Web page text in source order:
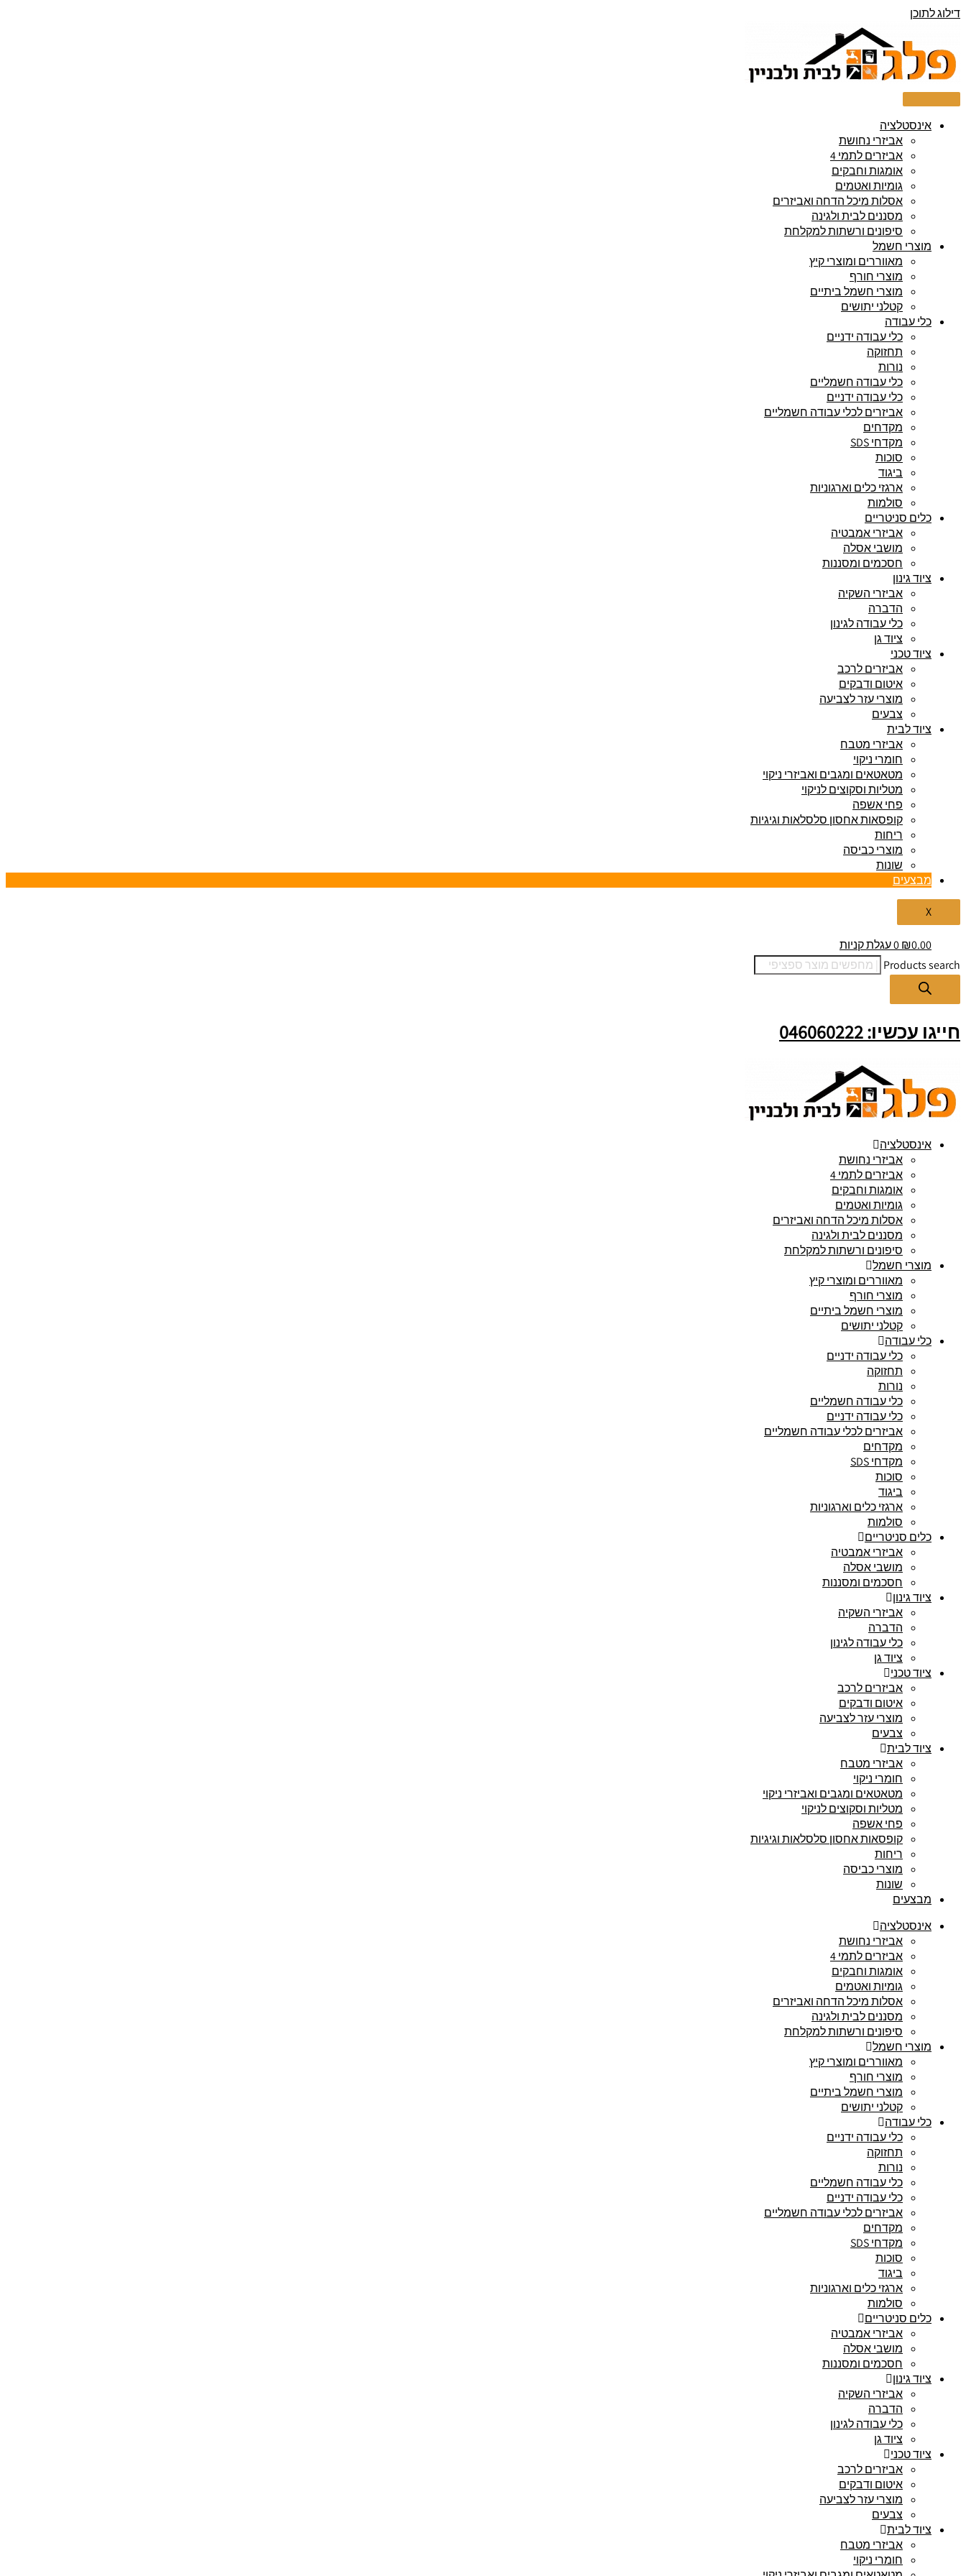
דילוג לתוכן
אינסטלציה
אביזרי נחושת
אביזרים לתמי 4
אומגות וחבקים
גומיות ואטמים
אסלות מיכל הדחה ואביזרים
מסננים לבית ולגינה
סיפונים ורשתות למקלחת
מוצרי חשמל
מאווררים ומוצרי קיץ
מוצרי חורף
מוצרי חשמל ביתיים
קטלני יתושים
כלי עבודה
כלי עבודה ידניים
תחזוקה
נורות
כלי עבודה חשמליים
כלי עבודה ידניים
אביזרים לכלי עבודה חשמליים
מקדחים
מקדחי SDS
סוכות
ביגוד
ארגזי כלים וארגוניות
סולמות
כלים סניטריים
אביזרי אמבטיה
מושבי אסלה
חסכמים ומסננות
ציוד גינון
אביזרי השקיה
הדברה
כלי עבודה לגינון
ציוד גן
ציוד טכני
אביזרים לרכב
איטום ודבקים
מוצרי עזר לצביעה
צבעים
ציוד לבית
אביזרי מטבח
חומרי ניקוי
מטאטאים ומגבים ואביזרי ניקוי
מטליות וסקוצים לניקוי
פחי אשפה
קופסאות אחסון סלסלאות וגיגיות
ריחות
מוצרי כביסה
שונות
מבצעים
X
₪0.00
0עגלת קניות
Products search
חייגו עכשיו: 046060222
אינסטלציה
אביזרי נחושת
אביזרים לתמי 4
אומגות וחבקים
גומיות ואטמים
אסלות מיכל הדחה ואביזרים
מסננים לבית ולגינה
סיפונים ורשתות למקלחת
מוצרי חשמל
מאווררים ומוצרי קיץ
מוצרי חורף
מוצרי חשמל ביתיים
קטלני יתושים
כלי עבודה
כלי עבודה ידניים
תחזוקה
נורות
כלי עבודה חשמליים
כלי עבודה ידניים
אביזרים לכלי עבודה חשמליים
מקדחים
מקדחי SDS
סוכות
ביגוד
ארגזי כלים וארגוניות
סולמות
כלים סניטריים
אביזרי אמבטיה
מושבי אסלה
חסכמים ומסננות
ציוד גינון
אביזרי השקיה
הדברה
כלי עבודה לגינון
ציוד גן
ציוד טכני
אביזרים לרכב
איטום ודבקים
מוצרי עזר לצביעה
צבעים
ציוד לבית
אביזרי מטבח
חומרי ניקוי
מטאטאים ומגבים ואביזרי ניקוי
מטליות וסקוצים לניקוי
פחי אשפה
קופסאות אחסון סלסלאות וגיגיות
ריחות
מוצרי כביסה
שונות
מבצעים
אינסטלציה
אביזרי נחושת
אביזרים לתמי 4
אומגות וחבקים
גומיות ואטמים
אסלות מיכל הדחה ואביזרים
מסננים לבית ולגינה
סיפונים ורשתות למקלחת
מוצרי חשמל
מאווררים ומוצרי קיץ
מוצרי חורף
מוצרי חשמל ביתיים
קטלני יתושים
כלי עבודה
כלי עבודה ידניים
תחזוקה
נורות
כלי עבודה חשמליים
כלי עבודה ידניים
אביזרים לכלי עבודה חשמליים
מקדחים
מקדחי SDS
סוכות
ביגוד
ארגזי כלים וארגוניות
סולמות
כלים סניטריים
אביזרי אמבטיה
מושבי אסלה
חסכמים ומסננות
ציוד גינון
אביזרי השקיה
הדברה
כלי עבודה לגינון
ציוד גן
ציוד טכני
אביזרים לרכב
איטום ודבקים
מוצרי עזר לצביעה
צבעים
ציוד לבית
אביזרי מטבח
חומרי ניקוי